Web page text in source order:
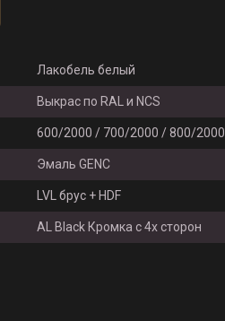
Лакобель белый
Выкрас по RAL и NCS
600/2000 / 700/2000 / 800/2000
Эмаль GENC
LVL брус + HDF
AL Black Кромка с 4х сторон